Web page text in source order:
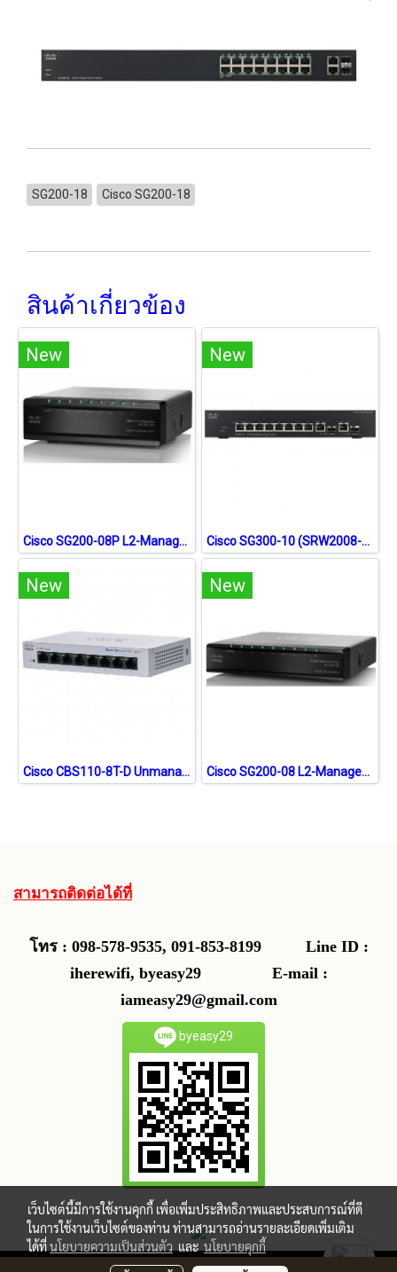
SG200-18 Cisco SG200-18
สินค้าเกี่ยวข้อง
New
Cisco SG200-08P L2-Managed Switch 8 Port ความเร็ว Gigabit รองรับ VLAN พร้อม POE 802.3af 4 Port
New
Cisco SG300-10 (SRW2008-K9-G5) L3-Managed Switch 8 Port ความเร็ว Gigabit พร้อม 2 Port SFP หรือ Mini-GBIC รองรับ Static Routing, VLANs ควบคุมผ่าน Web
New
Cisco CBS110-8T-D Unmanaged Gigabit Switch
New
Cisco SG200-08 L2-Managed Gigabit Switch 8 Port รองรับ VLAN ควบคุมผ่าน Web Browser
สามารถติดต่อได้ที่
โทร : 098-578-9535, 091-853-8199 Line ID :
iherewifi, byeasy29 E-mail :
iameasy29@gmail.com
byeasy29
เว็บไซต์นี้มีการใช้งานคุกกี้ เพื่อเพิ่มประสิทธิภาพและประสบการณ์ที่ดี
ในการใช้งานเว็บไซต์ของท่าน ท่านสามารถอ่านรายละเอียดเพิ่มเติม
ได้ที่นโยบายความเป็นส่วนตัว และ นโยบายคุกกี้